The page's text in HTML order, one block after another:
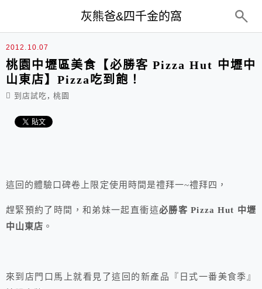
灰熊爸&四千金的窩
2012.10.07
桃園中壢區美食【必勝客 Pizza Hut 中壢中
山東店】Pizza吃到飽！
到店試吃 , 桃園
這回的體驗口碑卷上限定使用時間是禮拜一~禮拜四，
趕緊預約了時間，和弟妹一起直衝這必勝客 Pizza Hut 中壢
中山東店 。
來到店門口馬上就看見了這回的新產品『日式一番美食季』